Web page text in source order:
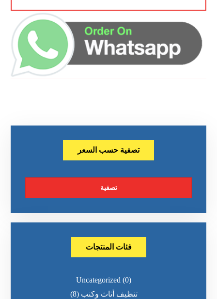
تصفية حسب السعر
تصفية
فئات المنتجات
Uncategorized (0)
تنظيف أثاث وكنب (8)